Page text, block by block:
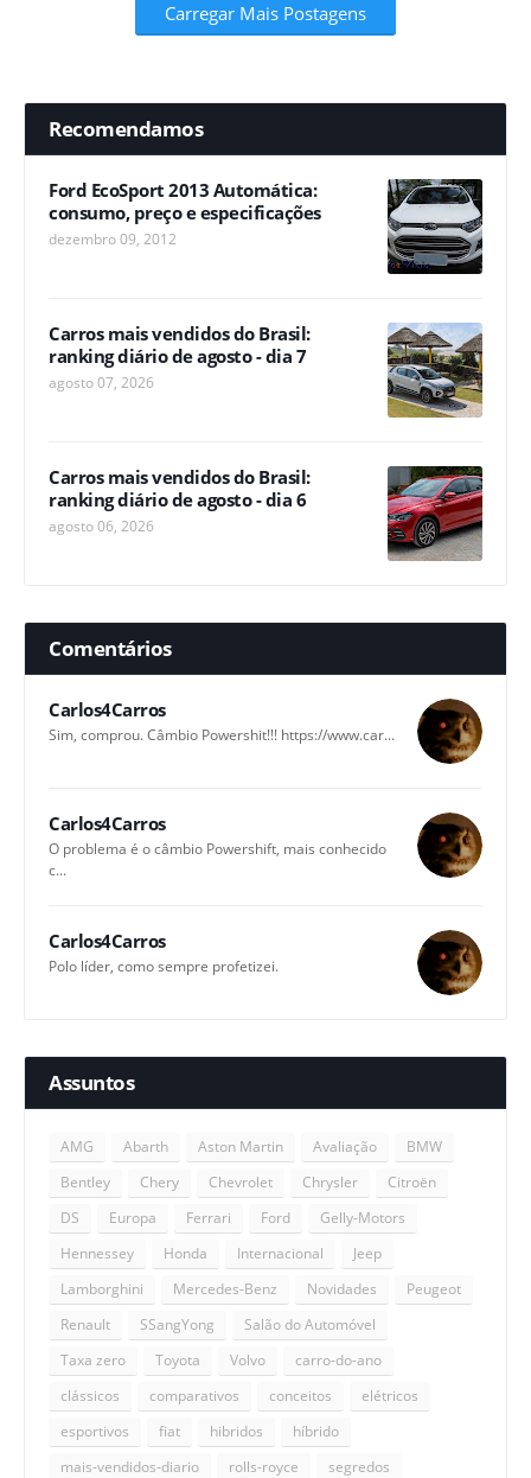
Carregar Mais Postagens
Recomendamos
Ford EcoSport 2013 Automática:
consumo, preço e especificações
dezembro 09, 2012
Carros mais vendidos do Brasil:
ranking diário de agosto - dia 7
agosto 07, 2026
Carros mais vendidos do Brasil:
ranking diário de agosto - dia 6
agosto 06, 2026
Comentários
Carlos4Carros
Sim, comprou. Câmbio Powershit!!! https://www.car...
Carlos4Carros
O problema é o câmbio Powershift, mais conhecido
c...
Carlos4Carros
Polo líder, como sempre profetizei.
Assuntos
AMG Abarth Aston Martin Avaliação
BMW
Bentley
Chery Chevrolet Chrysler
Citroën
DS
Europa Ferrari Ford
Gelly-Motors
Hennessey
Honda Internacional
Jeep
Lamborghini
Mercedes-Benz Novidades
Peugeot
Renault
SSangYong
Salão do Automóvel
Taxa zero
Toyota Volvo
carro-do-ano
clássicos
comparativos conceitos
elétricos
esportivos
fiat hibridos
híbrido
mais-vendidos-diario
rolls-royce
segredos